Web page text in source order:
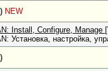
NEW
Install, Configure, Manage
Установка, настройка,